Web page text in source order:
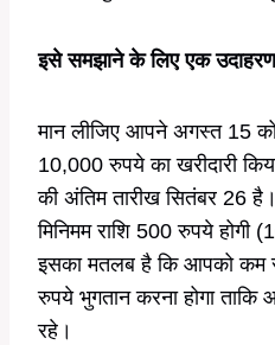
इसे समझाने के लिए एक
मान लीजिए आपने अगस्त 15
10,000 रुपये का खरीदारी
की अंतिम तारीख सितंबर 26
मिनिमम राशि 500 रुपये
इसका मतलब है कि आपको
रुपये भुगतान करना होगा ताकि
रहे।